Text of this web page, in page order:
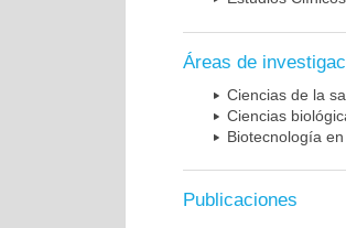
Áreas de
Ciencias de la
Ciencias
Biotecnología
Publicaciones